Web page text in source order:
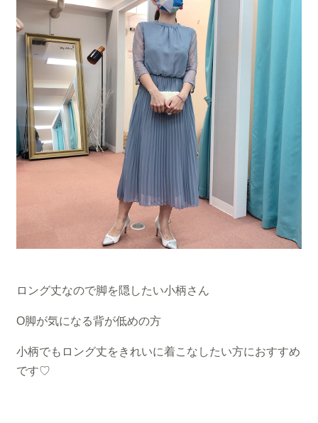
ロング丈なので脚を隠したい小柄さん
O脚が気になる背が低めの方
小柄でもロング丈をきれいに着こなしたい方におすすめ
です♡